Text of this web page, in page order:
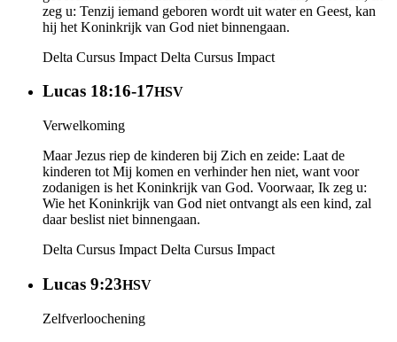
zeg u: Tenzij iemand geboren wordt uit water en Geest, kan
hij het Koninkrijk van God niet binnengaan.
Delta Cursus Impact Delta Cursus Impact
Lucas 18:16-17HSV
Verwelkoming
Maar Jezus riep de kinderen bij Zich en zeide: Laat de
kinderen tot Mij komen en verhinder hen niet, want voor
zodanigen is het Koninkrijk van God. Voorwaar, Ik zeg u:
Wie het Koninkrijk van God niet ontvangt als een kind, zal
daar beslist niet binnengaan.
Delta Cursus Impact Delta Cursus Impact
Lucas 9:23HSV
Zelfverloochening